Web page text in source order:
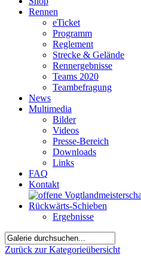
Rennen
eTicket
Programm
Reglement
Strecke & Gelände
Rennergebnisse
Teams 2020
Teambefragung
News
Multimedia
Bilder
Videos
Presse-Bereich
Downloads
Links
FAQ
Kontakt
Ergebnisse
Zurück zur Kategorieübersicht